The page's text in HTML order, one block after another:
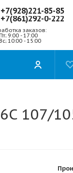
+7(928)221-85-85
+7(861)292-0-222
заказов:
9:00 - 17:00
10:00 - 15:00
107/